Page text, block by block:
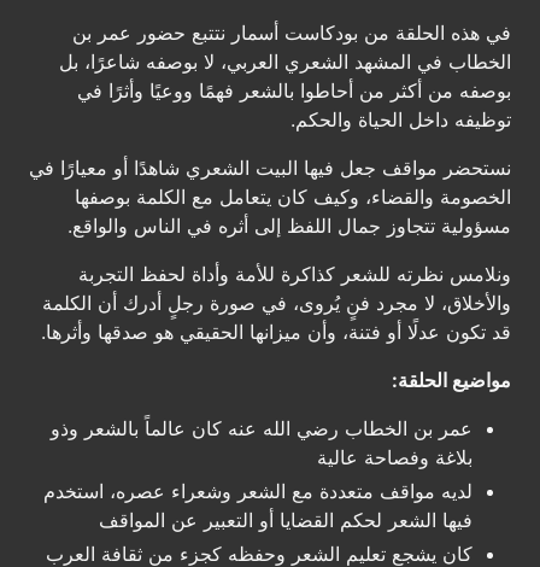
في هذه الحلقة من بودكاست أسمار نتتبع حضور عمر بن
الخطاب في المشهد الشعري العربي، لا بوصفه شاعرًا، بل
بوصفه من أكثر من أحاطوا بالشعر فهمًا ووعيًا وأثرًا في
توظيفه داخل الحياة والحكم.
نستحضر مواقف جعل فيها البيت الشعري شاهدًا أو معيارًا في
الخصومة والقضاء، وكيف كان يتعامل مع الكلمة بوصفها
مسؤولية تتجاوز جمال اللفظ إلى أثره في الناس والواقع.
ونلامس نظرته للشعر كذاكرة للأمة وأداة لحفظ التجربة
والأخلاق، لا مجرد فنٍ يُروى، في صورة رجلٍ أدرك أن الكلمة
قد تكون عدلًا أو فتنة، وأن ميزانها الحقيقي هو صدقها وأثرها.
مواضيع الحلقة:
عمر بن الخطاب رضي الله عنه كان عالماً بالشعر وذو
بلاغة وفصاحة عالية
لديه مواقف متعددة مع الشعر وشعراء عصره، استخدم
فيها الشعر لحكم القضايا أو التعبير عن المواقف
كان يشجع تعليم الشعر وحفظه كجزء من ثقافة العرب